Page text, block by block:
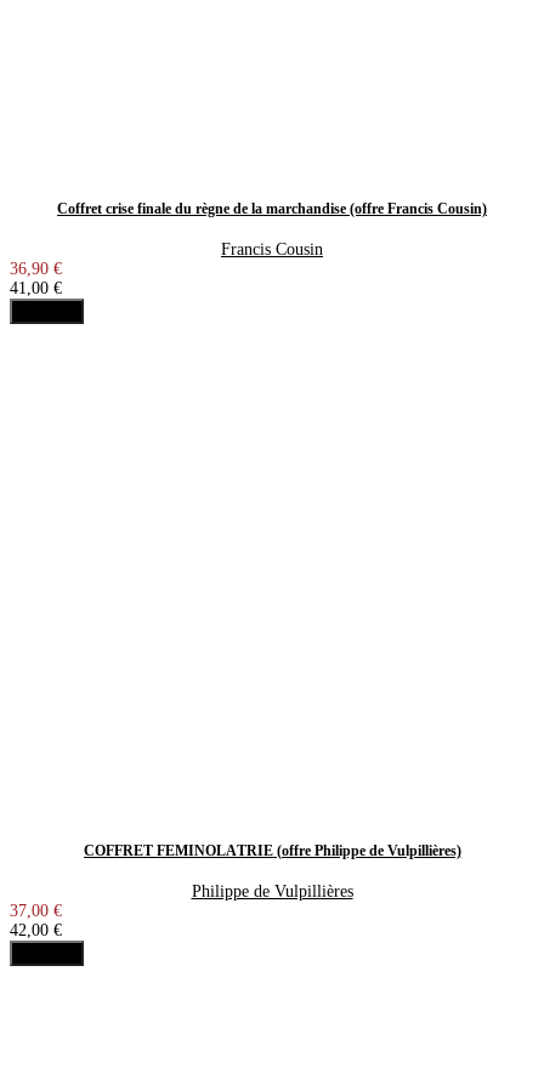
Coffret crise finale du règne de la marchandise (offre Francis Cousin)
Francis Cousin
36,90 €
41,00 €
COFFRET FÉMINOLÂTRIE (offre Philippe de Vulpillières)
Philippe de Vulpillières
37,00 €
42,00 €